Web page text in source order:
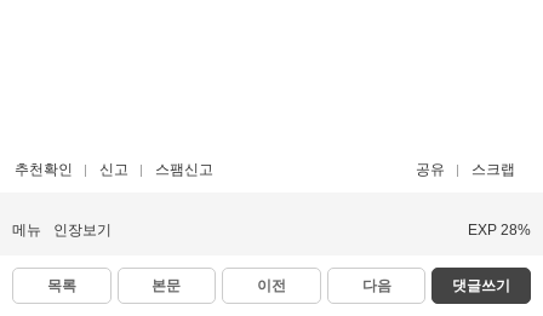
추천확인 신고 스팸신고 공유 스크랩
메뉴 인장보기 EXP 28%
목록 본문 이전 다음 댓글쓰기